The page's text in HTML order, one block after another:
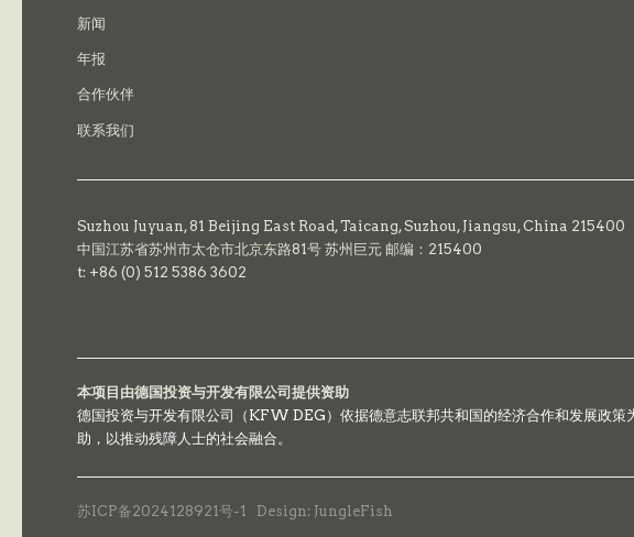
新闻
年报
合作伙伴
联系我们
Suzhou Juyuan, 81 Beijing East Road,Taicang,Suzhou, Jiangsu, China 215400
中国江苏省苏州市太仓市北京东路81号 苏州巨元 邮编：215400
t: +86 (0) 512 5386 3602
本项目由德国投资与开发有限公司提供资助
德国投资与开发有限公司（KFW DEG）依据德意志联邦共和国的经济合作和发展政
助，以推动残障人士的社会融合。
苏ICP备2024128921号-1 Design: JungleFish